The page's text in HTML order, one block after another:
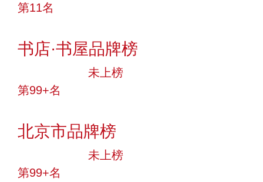
第11名
书店·书屋品牌榜
未上榜
第99+名
北京市品牌榜
未上榜
第99+名